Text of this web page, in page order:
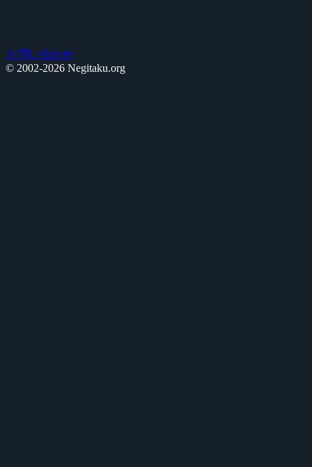
お問い合わせ
© 2002-2026 Negitaku.org